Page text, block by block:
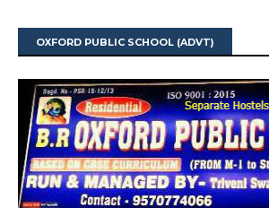
OXFORD PUBLIC SCHOOL (ADVT)